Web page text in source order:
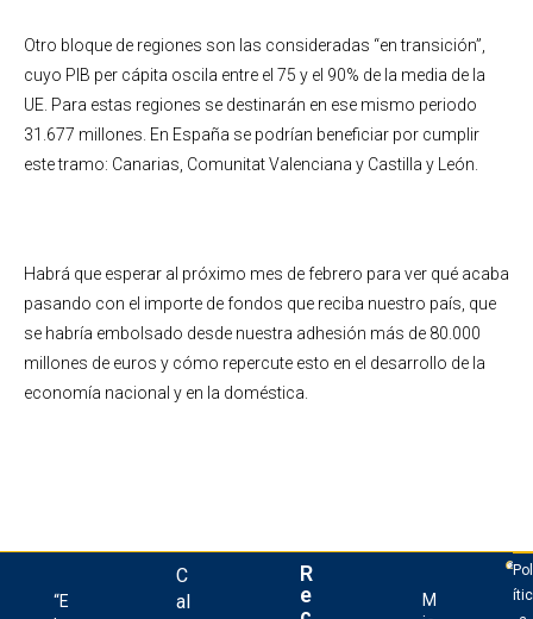
Otro bloque de regiones son las consideradas “en transición”,
cuyo PIB per cápita oscila entre el 75 y el 90% de la media de la
UE. Para estas regiones se destinarán en ese mismo periodo
31.677 millones. En España se podrían beneficiar por cumplir
este tramo: Canarias, Comunitat Valenciana y Castilla y León.
Habrá que esperar al próximo mes de febrero para ver qué acaba
pasando con el importe de fondos que reciba nuestro país, que
se habría embolsado desde nuestra adhesión más de 80.000
millones de euros y cómo repercute esto en el desarrollo de la
economía nacional y en la doméstica.
“E
C
al
R
e
M
Pol
ític